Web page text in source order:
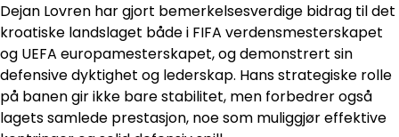
Dejan Lovren har gjort bemerkelsesverdige bidrag til det
kroatiske landslaget både i FIFA verdensmesterskapet
og UEFA europamesterskapet, og demonstrert sin
defensive dyktighet og lederskap. Hans strategiske rolle
på banen gir ikke bare stabilitet, men forbedrer også
lagets samlede prestasjon, noe som muliggjør effektive